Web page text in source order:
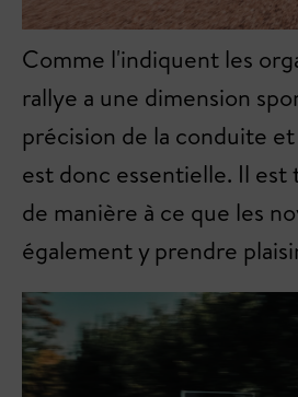
Comme l'indiquent les
rallye a une dimension
précision de la conduite
est donc essentielle. Il
de manière à ce que les
également y prendre